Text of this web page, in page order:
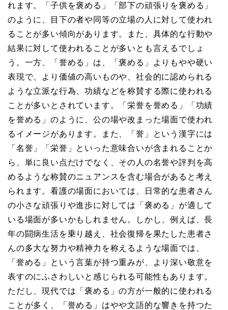
れます。「子供を褒める」「部下の頑張りを褒める」
のように、目下の者や同等の立場の人に対して使われ
ることが多い傾向があります。また、具体的な行動や
結果に対して使われることが多いとも言えるでしょ
う。一方、「誉める」は、「褒める」よりもやや硬い
表現で、より価値の高いものや、社会的に認められる
ような立派な行為、功績などを称賛する際に使われる
ことが多いとされています。「栄誉を誉める」「功績
を誉める」のように、公の場や改まった場面で使われ
るイメージがあります。また、「誉」という漢字には
「名誉」「栄誉」といった意味合いが含まれることか
ら、単に良い点だけでなく、その人の名誉や評判を高
めるような称賛のニュアンスを含む場合があると考え
られます。看護の場面においては、日常的な患者さん
の小さな頑張りや進歩に対しては「褒める」が適して
いる場面が多いかもしれません。しかし、例えば、長
年の闘病生活を乗り越え、社会復帰を果たした患者さ
んの多大な努力や精神力を称えるような場面では、
「誉める」という言葉が持つ重みが、より深い敬意を
表すのにふさわしいと感じられる可能性もあります。
ただし、現代では「褒める」の方が一般的に使われる
ことが多く、「誉める」はやや文語的な響きを持つた